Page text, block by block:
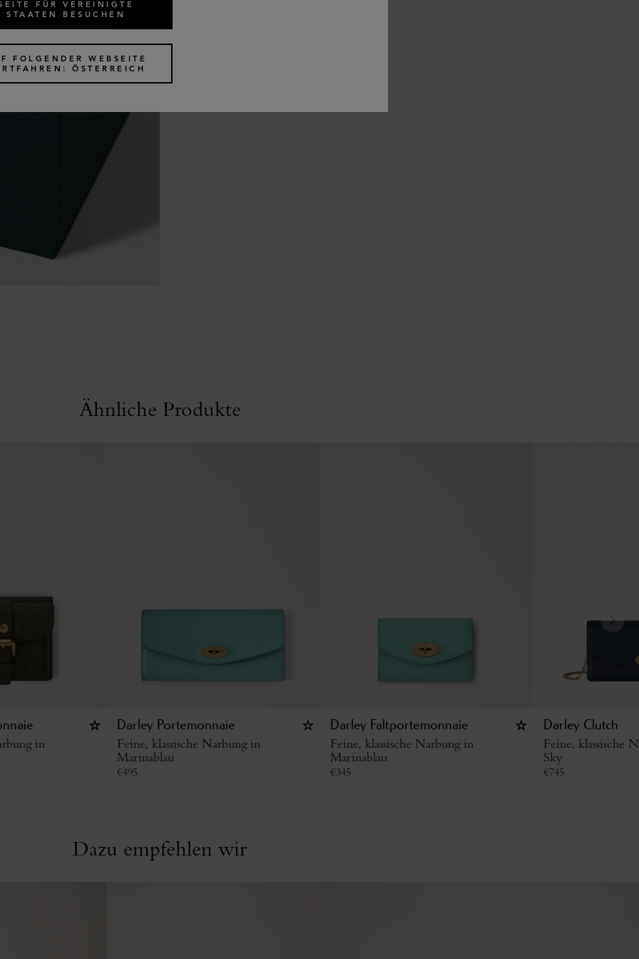
Ähnliche Produkte
in
Darley Portemonnaie
Feine, klassische Narbung in
Marinablau
€495
Darley Faltportemonnaie
Feine, klassische Narbung in
Marinablau
€345
Darley Clutch
Feine, klassische
Sky
€745
Dazu empfehlen wir
FÜR VEREINIGTE
STAATEN BESUCHEN
FOLGENDER WEBSEITE
ÖSTERREICH